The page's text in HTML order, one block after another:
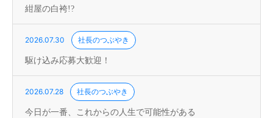
紺屋の白袴!?
2026.07.30 社長のつぶやき
駆け込み応募大歓迎！
2026.07.28 社長のつぶやき
今日が一番、これからの人生で可能性がある